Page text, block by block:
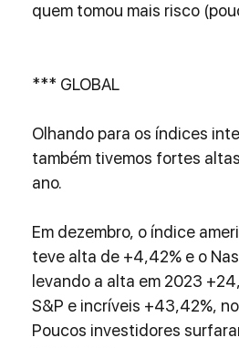
quem tomou mais risco
*** GLOBAL
Olhando para os índices
também tivemos fortes
ano.
Em dezembro, o índice
teve alta de +4,42% e o
levando a alta em 2023
S&P e incríveis +43,42%,
Poucos investidores